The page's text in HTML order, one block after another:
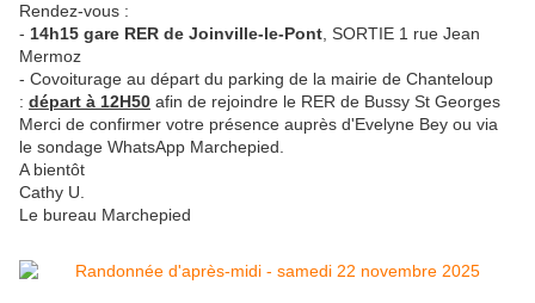
Rendez-vous :
- 14h15 gare RER de Joinville-le-Pont , SORTIE 1 rue Jean
Mermoz
- Covoiturage au départ du parking de la mairie de Chanteloup
: départ à 12H50 afin de rejoindre le RER de Bussy St Georges
Merci de confirmer votre présence auprès d'Evelyne Bey ou via
le sondage WhatsApp Marchepied.
A bientôt
Cathy U.
Le bureau Marchepied